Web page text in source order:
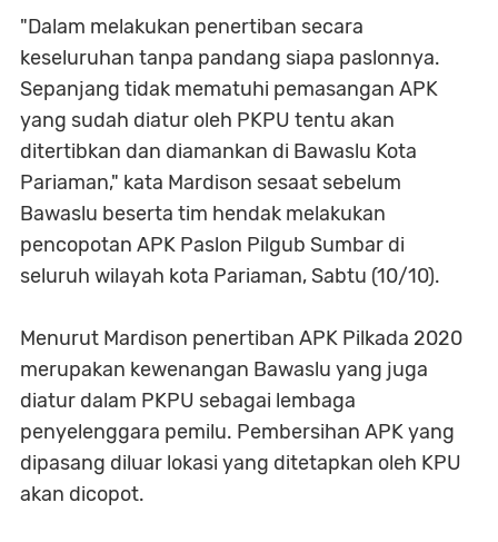
"Dalam melakukan penertiban secara
keseluruhan tanpa pandang siapa paslonnya.
Sepanjang tidak mematuhi pemasangan APK
yang sudah diatur oleh PKPU tentu akan
ditertibkan dan diamankan di Bawaslu Kota
Pariaman," kata Mardison sesaat sebelum
Bawaslu beserta tim hendak melakukan
pencopotan APK Paslon Pilgub Sumbar di
seluruh wilayah kota Pariaman, Sabtu (10/10).
Menurut Mardison penertiban APK Pilkada 2020
merupakan kewenangan Bawaslu yang juga
diatur dalam PKPU sebagai lembaga
penyelenggara pemilu. Pembersihan APK yang
dipasang diluar lokasi yang ditetapkan oleh KPU
akan dicopot.